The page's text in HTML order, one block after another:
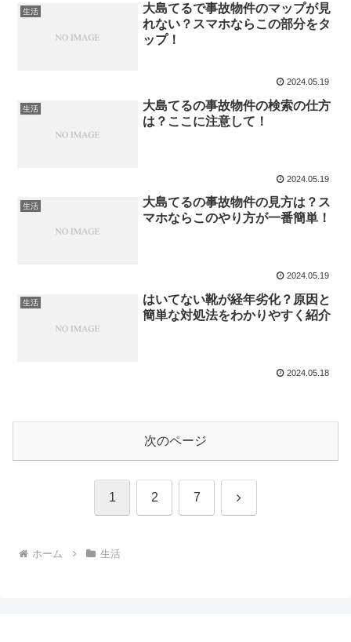
生活
大島てるで事故物件のマップが見
れない？スマホならこの部分をタ
ップ！
2024.05.19
生活
大島てるの事故物件の検索の仕方
は？ここに注意して！
2024.05.19
生活
大島てるの事故物件の見方は？ス
マホならこのやり方が一番簡単！
2024.05.19
生活
はいてない靴が経年劣化？原因と
簡単な対処法をわかりやすく紹介
2024.05.18
次のページ
1 2 7 次
ホーム 生活